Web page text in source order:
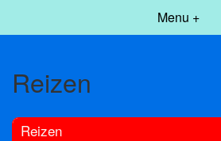
Menu +
Reizen
Reizen